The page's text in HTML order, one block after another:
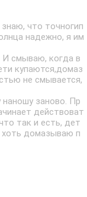
что точногип
надежно, я им
И смываю, когда в
купаются,домаз
не смывается,
заново. Пр
действоват
так и есть, дет
хоть домазываю п